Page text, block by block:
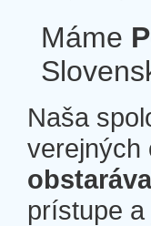
Máme
Naša
verejných
prístupe